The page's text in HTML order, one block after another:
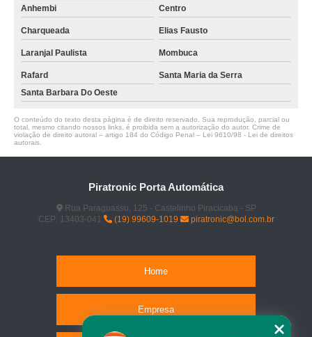
Anhembi
Centro
Charqueada Elias Fausto
Laranjal Paulista Mombuca
Rafard
Santa Maria da Serra
Santa Barbara Do Oeste
O conteúdo do texto desta página é de direito reservado. Sua reprodução, parcial ou
total, mesmo citando nossos links, é proibida sem a autorização do autor. Crime de
violação de direito autoral – artigo 184 do Código Penal – Lei 9610/98 - Lei de direitos
autorais
Piratronic Porta Automática
Rua Paraguassu, 125 - Castelinho Piracicaba - SP
CEP: 13403-041
(19) 99609-1019 piratronic@bol.com.br
Home
Empresa